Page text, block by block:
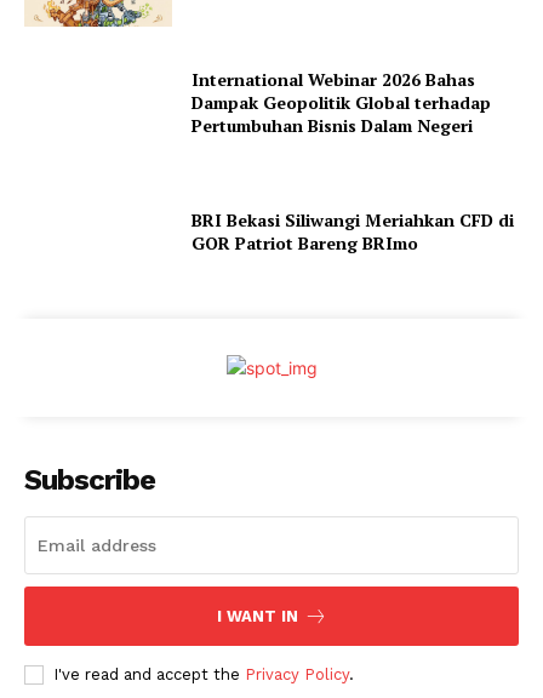
International Webinar 2026 Bahas
Dampak Geopolitik Global terhadap
Pertumbuhan Bisnis Dalam Negeri
BRI Bekasi Siliwangi Meriahkan CFD di
GOR Patriot Bareng BRImo
Subscribe
I WANT IN
I've read and accept the Privacy Policy.